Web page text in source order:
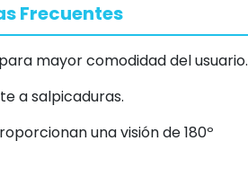
Frecuentes
mayor comodidad del usuario.
a salpicaduras.
una visión de 180º